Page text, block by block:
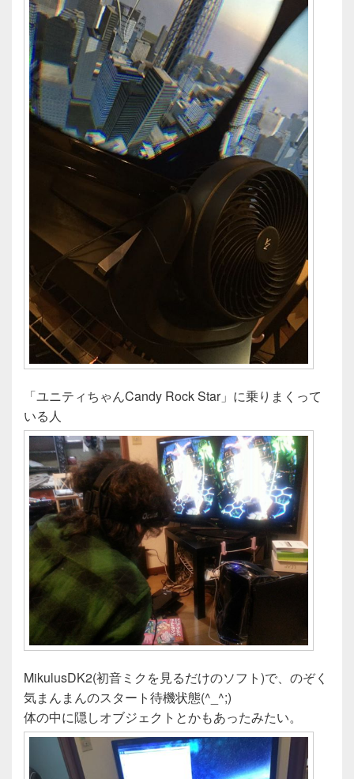
「ユニティちゃんCandy Rock Star」に乗りまくって
いる人
MikulusDK2(初音ミクを見るだけのソフト)で、のぞく
気まんまんのスタート待機状態(^_^;)
体の中に隠しオブジェクトとかもあったみたい。